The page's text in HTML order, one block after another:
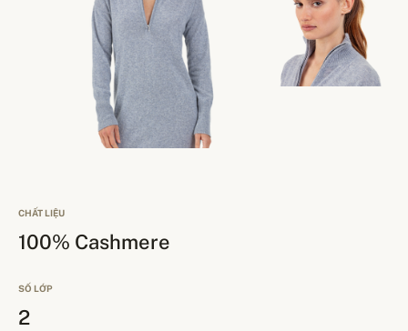
CHẤT LIỆU
100% Cashmere
SỐ LỚP
2